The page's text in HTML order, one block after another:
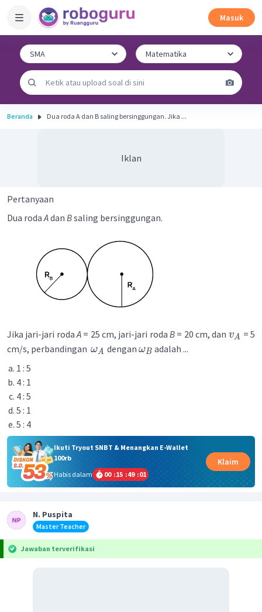
Masuk
Beranda Dua roda A dan B saling bersinggungan. Jika ...
Iklan
Pertanyaan
Dua rodaAdan Bsaling bersinggungan.
Jika jari-jari rodaA = 25 cm, jari-jari rodaB = 20 cm, dan vA = 5
cm/s, perbandingan ωA dengan ωB adalah ...
1 : 5
4 : 1
4 : 5
5 : 1
5 : 4
Ikuti Tryout SNBT & Menangkan E-Wallet
100rb
Habis dalam
00 :15 :49 :01
Klaim
N. Puspita
Master Teacher
Jawaban terverifikasi